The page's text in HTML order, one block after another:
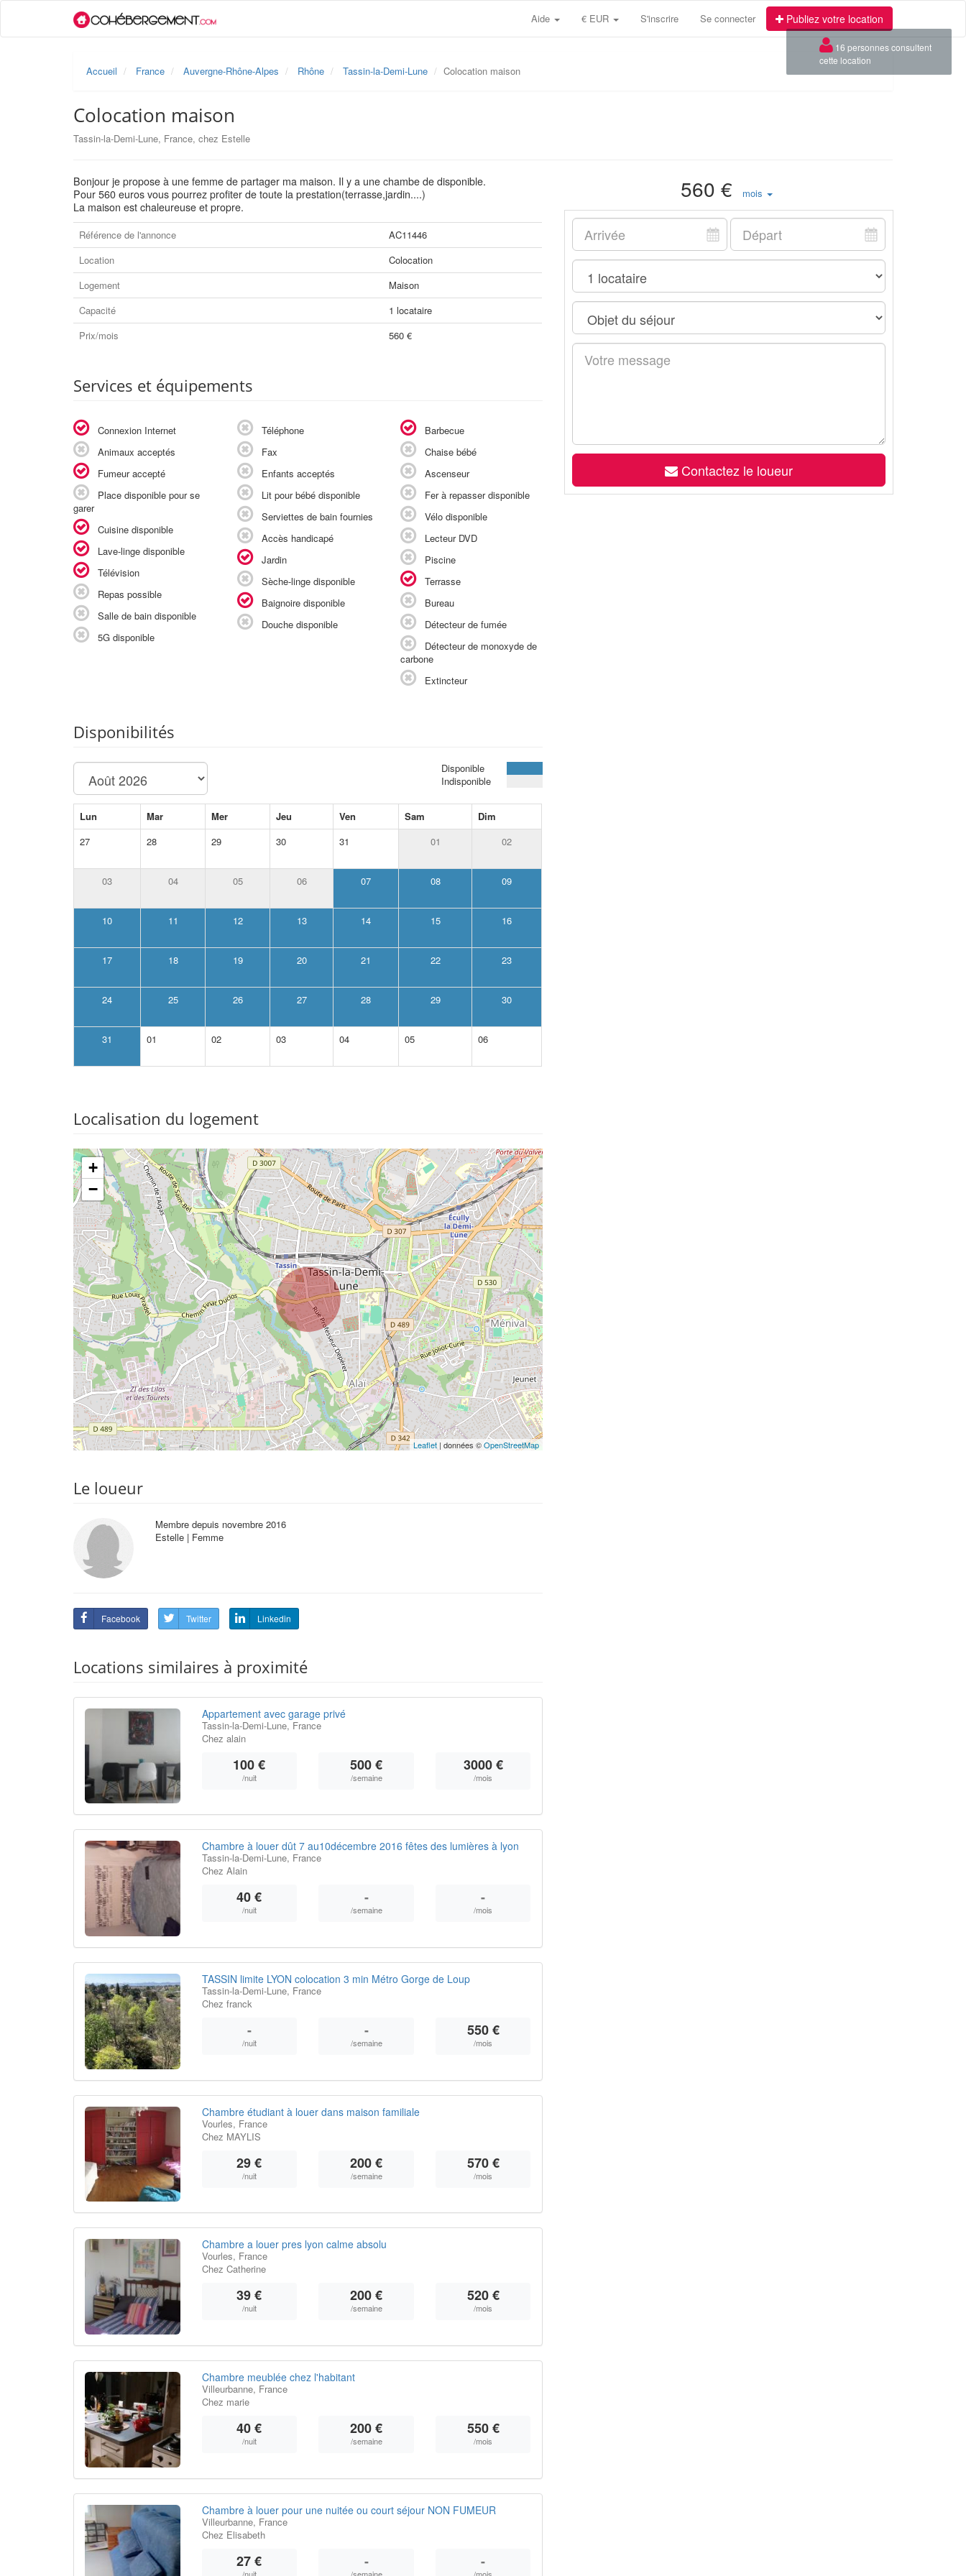
Aide € EUR S'inscrire Se connecter Publiez votre location
Accueil France Auvergne-Rhône-Alpes Rhône Tassin-la-Demi-Lune Colocation maison
Colocation maison
Tassin-la-Demi-Lune, France, chez Estelle
560 € mois
Contactez le loueur
Bonjour je propose à une femme de partager ma maison. Il y a une chambe de disponible.
Pour 560 euros vous pourrez profiter de toute la prestation(terrasse,jardin....)
La maison est chaleureuse et propre.
Référence de l'annonce
AC11446
Location
Colocation
Logement
Maison
Capacité
1 locataire
Prix/mois
560 €
Services et équipements
Connexion Internet
Animaux acceptés
Fumeur accepté
Place disponible pour se
garer
Cuisine disponible
Lave-linge disponible
Télévision
Repas possible
Salle de bain disponible
5G disponible
Téléphone
Fax
Enfants acceptés
Lit pour bébé disponible
Serviettes de bain fournies
Accès handicapé
Jardin
Sèche-linge disponible
Baignoire disponible
Douche disponible
Barbecue
Chaise bébé
Ascenseur
Fer à repasser disponible
Vélo disponible
Lecteur DVD
Piscine
Terrasse
Bureau
Détecteur de fumée
Détecteur de monoxyde de
carbone
Extincteur
Disponibilités
Disponible
Indisponible
Lun Mar Mer Jeu Ven Sam
Dim
27
28 29 30 31 01 02
03 04 05 06 07 08 09
10 11 12 13 14 15 16
17 18 19 20 21 22 23
24 25 26 27 28 29 30
31 01 02 03 04 05 06
Localisation du logement
+
−
Leaflet| données ©OpenStreetMap
Le loueur
Membre depuis novembre 2016
Estelle | Femme
Facebook Twitter Linkedin
Locations similaires à proximité
Appartement avec garage privé
Tassin-la-Demi-Lune, France
Chez alain
100 €
/nuit
500 €
/semaine
3000 €
/mois
Chambre à louer dût 7 au10décembre 2016 fêtes des lumières à lyon
Tassin-la-Demi-Lune, France
Chez Alain
40 €
/nuit
-
/semaine
-
/mois
TASSIN limite LYON colocation 3 min Métro Gorge de Loup
Tassin-la-Demi-Lune, France
Chez franck
-
/nuit
-
/semaine
550 €
/mois
Chambre étudiant à louer dans maison familiale
Vourles, France
Chez MAYLIS
29 €
/nuit
200 €
/semaine
570 €
/mois
Chambre a louer pres lyon calme absolu
Vourles, France
Chez Catherine
39 €
/nuit
200 €
/semaine
520 €
/mois
Chambre meublée chez l'habitant
Villeurbanne, France
Chez marie
40 €
/nuit
200 €
/semaine
550 €
/mois
Chambre à louer pour une nuitée ou court séjour NON FUMEUR
Villeurbanne, France
Chez Elisabeth
27 €
/nuit
-
/semaine
-
/mois
×
16 personnes consultent
cette location